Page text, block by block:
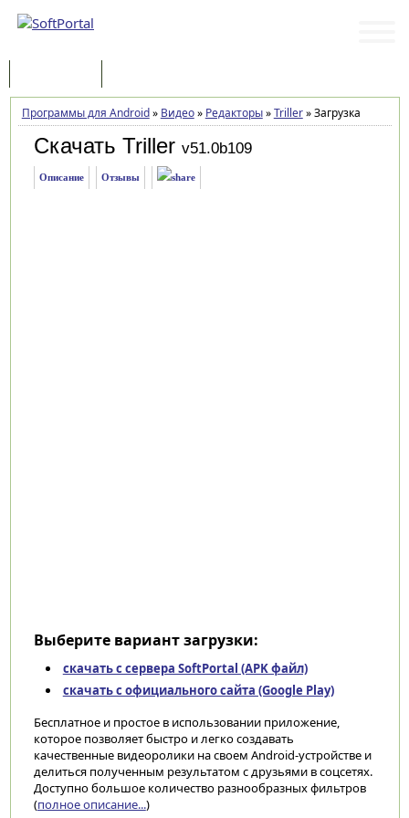
Программы для Android» Видео» Редакторы»Triller»Загрузка
Скачать Triller v51.0b109
Описание Отзывы
Выберите вариант загрузки:
скачать с сервера SoftPortal (APK файл)
скачать с официального сайта (Google Play)
Бесплатное и простое в использовании приложение,
которое позволяет быстро и легко создавать
качественные видеоролики на своем Android-устройстве и
делиться полученным результатом с друзьями в соцсетях.
Доступно большое количество разнообразных фильтров
(полное описание...)